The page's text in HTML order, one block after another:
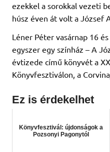
ezekkel a sorokkal vezeti
húsz éven át volt a József
Léner Péter vasárnap 16
egyszer egy színház – A
évtizede című könyvét a
Könyvfesztiválon, a
Ez is érdekelhet
Könyvfesztivál: újdonságok a
Pozsonyi Pagonytól